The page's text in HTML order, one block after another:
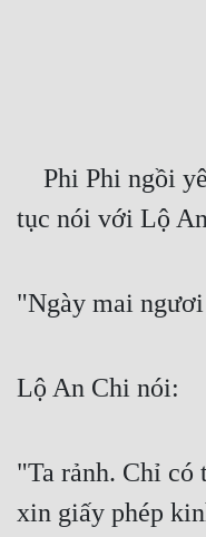
Truyện Nhập Môn
Truyện ngắn
Cạnh Kỹ
tục nói với Lộ
"Ngày mai
Lộ An Chi nói:
"Ta rảnh. Chỉ có
xin giấy phép